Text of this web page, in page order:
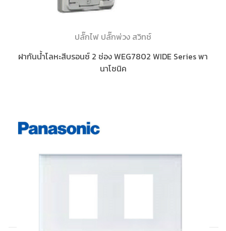
ปลั๊กไฟ ปลั๊กพ่วง สวิทช์
ฝากันน้ำโลหะสีบรอนซ์ 2 ช่อง WEG7802 WIDE Series พา
นาโซนิค